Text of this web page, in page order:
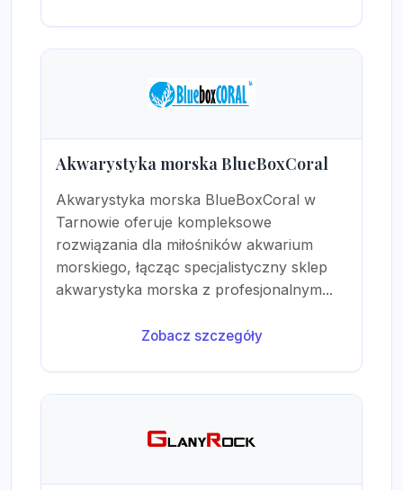
Akwarystyka morska BlueBoxCoral
Akwarystyka morska BlueBoxCoral w
Tarnowie oferuje kompleksowe
rozwiązania dla miłośników akwarium
morskiego, łącząc specjalistyczny sklep
akwarystyka morska z profesjonalnym...
Zobacz szczegóły